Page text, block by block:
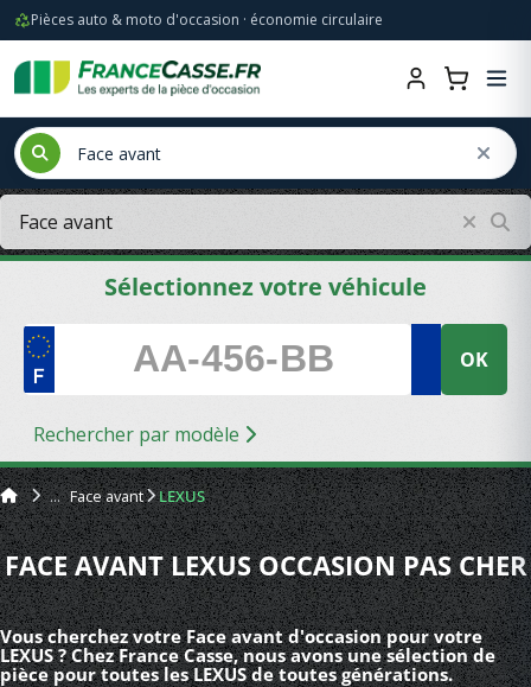
Pièces auto & moto d'occasion · économie circulaire
Sélectionnez votre véhicule
OK
Rechercher par modèle
Face avant LEXUS
FACE AVANT LEXUS OCCASION PAS CHER
Vous cherchez votre Face avant d'occasion pour votre
LEXUS ? Chez France Casse, nous avons une sélection de
pièce pour toutes les LEXUS de toutes générations.